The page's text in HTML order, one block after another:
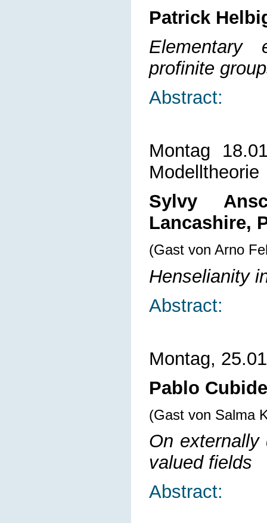
Patrick
Elementary
profinite
Abstract:
Montag
Modelltheorie
Sylvy
Lancashire,
(Gast von Arno
Henselianity
Abstract:
Montag,
Pablo
(Gast von Salma
On
valued fields
Abstract: